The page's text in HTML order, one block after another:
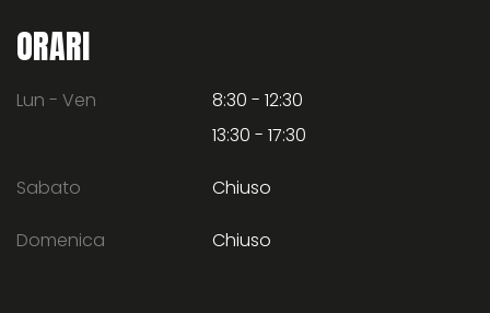
ORARI
Lun - Ven
8:30 - 12:30
13:30 - 17:30
Sabato Chiuso
Domenica Chiuso